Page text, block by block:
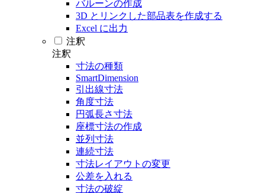
バルーンの作成
3D とリンクした部品表を作成する
Excel に出力
注釈
注釈
寸法の種類
SmartDimension
引出線寸法
角度寸法
円弧長さ寸法
座標寸法の作成
並列寸法
連続寸法
寸法レイアウトの変更
公差を入れる
寸法の破綻